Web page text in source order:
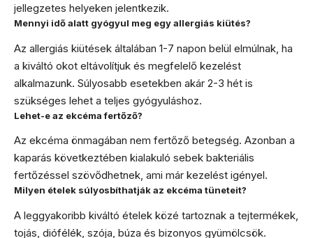
jellegzetes helyeken jelentkezik.
Mennyi idő alatt gyógyul meg egy allergiás kiütés?
Az allergiás kiütések általában 1-7 napon belül elmúlnak, ha
a kiváltó okot eltávolítjuk és megfelelő kezelést
alkalmazunk. Súlyosabb esetekben akár 2-3 hét is
szükséges lehet a teljes gyógyuláshoz.
Lehet-e az ekcéma fertőző?
Az ekcéma önmagában nem fertőző betegség. Azonban a
kaparás következtében kialakuló sebek bakteriális
fertőzéssel szövődhetnek, ami már kezelést igényel.
Milyen ételek súlyosbíthatják az ekcéma tüneteit?
A leggyakoribb kiváltó ételek közé tartoznak a tejtermékek,
tojás, diófélék, szója, búza és bizonyos gyümölcsök.